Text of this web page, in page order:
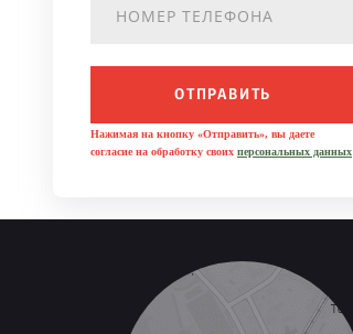
ОТПРАВИТЬ
Нажимая на кнопку «Отправить», вы даете
согласие на обработку своих персональных данных